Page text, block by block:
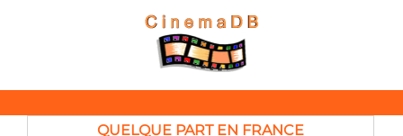
QUELQUE PART EN FRANCE